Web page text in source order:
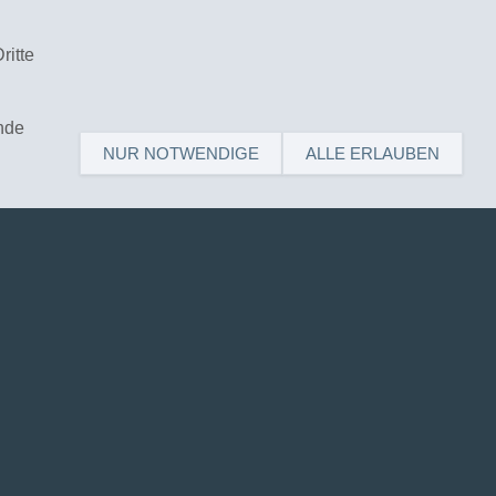
NUR NOTWENDIGE ALLE ERLAUBEN